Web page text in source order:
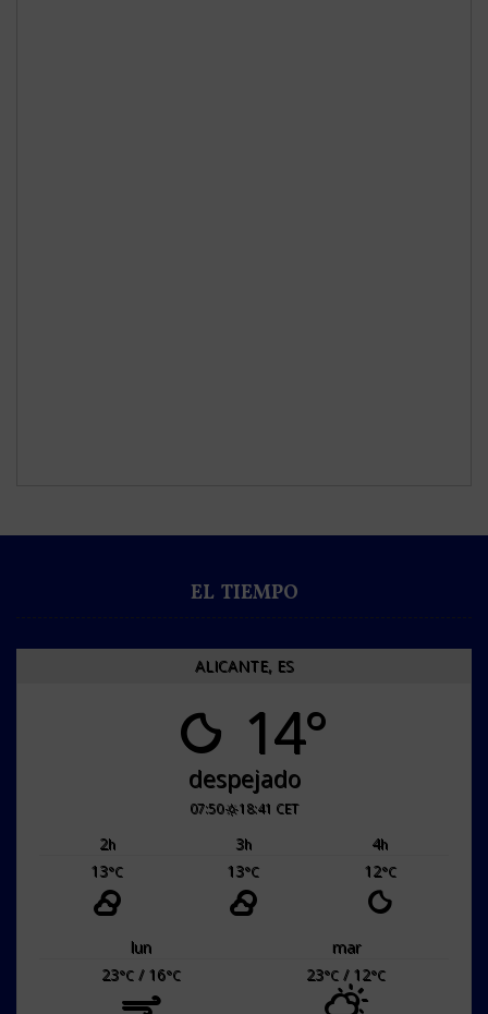
EL TIEMPO
ALICANTE, ES
14°
despejado
07:50 18:41 CET
2h 3h 4h
13°C 13°C 12°C
lun
mar
23°C / 16°C 23°C / 12°C